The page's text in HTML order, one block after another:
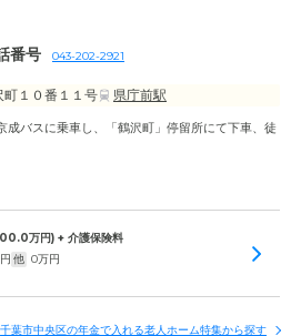
番号 043-202-2921
１０番１１号 県庁前駅
成バスに乗車し、「鶴沢町」停留所にて下車、徒
万円) + 介護保険料
他 0万円
千葉市中央区の年金で入れる老人ホーム特集から探す